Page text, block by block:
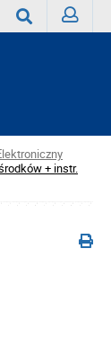
+ instr.